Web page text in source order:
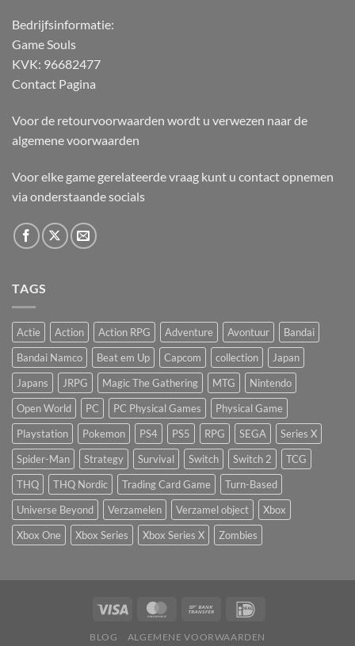
Bedrijfsinformatie:
Game Souls
KVK: 96682477
Contact Pagina
Voor de retourvoorwaarden wordt u verwezen naar de
algemene voorwaarden
Voor elke game gerelateerde vraag kunt u contact opnemen
via onderstaande socials
TAGS
Actie Action Action RPG Adventure Avontuur
Bandai
Bandai Namco
Beat em Up Capcom collection
Japan
Japans
JRPG Magic The Gathering MTG
Nintendo
Open World
PC PC Physical Games
Physical Game
Playstation
Pokemon PS4 PS5 RPG SEGA
Series X
Spider-Man
Strategy Survival Switch Switch 2
TCG
THQ
THQ Nordic Trading Card Game
Turn-Based
Universe Beyond
Verzamelen Verzamel object
Xbox
Xbox One
Xbox Series Xbox Series X Zombies
BLOG ALGEMENE VOORWAARDEN